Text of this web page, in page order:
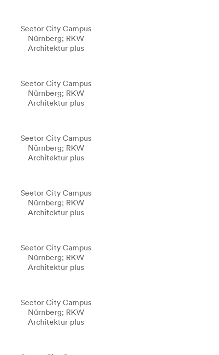
Seetor City Campus
Nürnberg; RKW
Architektur plus
Seetor City Campus
Nürnberg; RKW
Architektur plus
Seetor City Campus
Nürnberg; RKW
Architektur plus
Seetor City Campus
Nürnberg; RKW
Architektur plus
Seetor City Campus
Nürnberg; RKW
Architektur plus
Seetor City Campus
Nürnberg; RKW
Architektur plus